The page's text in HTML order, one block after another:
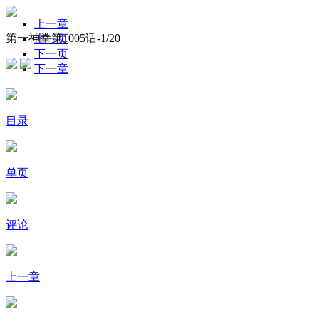
第一神拳第1005话-1/20
上一章
上一页
下一页
下一章
目录
单页
评论
上一章